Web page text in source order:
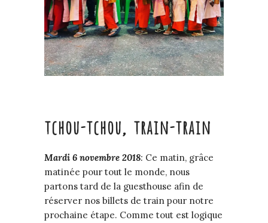
tchou-tchou, train-train
Mardi 6 novembre 2018: Ce matin, grâce
matinée pour tout le monde, nous
partons tard de la guesthouse afin de
réserver nos billets de train pour notre
prochaine étape. Comme tout est logique